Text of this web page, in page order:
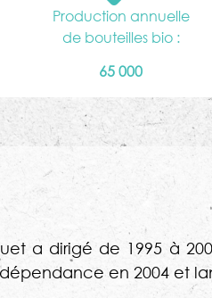
Production annuelle
de bouteilles bio :
65 000
a dirigé de 1995 à
en 2004 et